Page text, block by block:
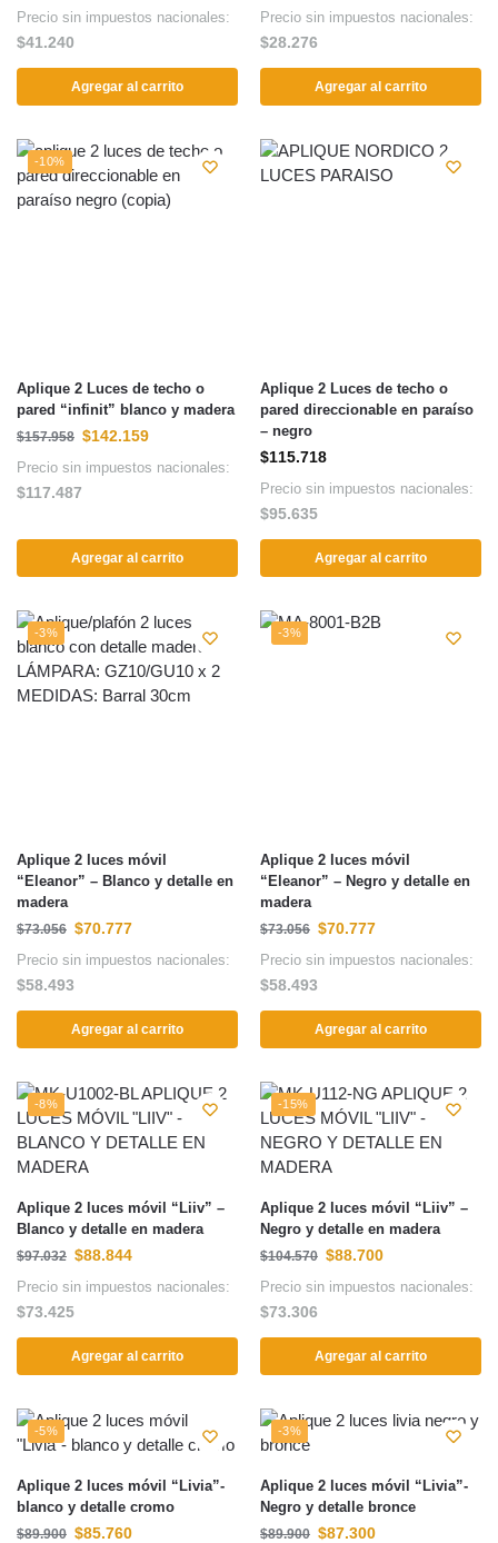
Precio sin impuestos nacionales:
$41.240
Agregar al carrito
Precio sin impuestos nacionales:
$28.276
Agregar al carrito
-10%
Aplique 2 Luces de techo o
pared “infinit” blanco y madera
$157.958 $142.159
Precio sin impuestos nacionales:
$117.487
Agregar al carrito
Aplique 2 Luces de techo o
pared direccionable en paraíso
– negro
$115.718
Precio sin impuestos nacionales:
$95.635
Agregar al carrito
-3%
Aplique 2 luces móvil
“Eleanor” – Blanco y detalle en
madera
$73.056 $70.777
Precio sin impuestos nacionales:
$58.493
Agregar al carrito
-3%
Aplique 2 luces móvil
“Eleanor” – Negro y detalle en
madera
$73.056 $70.777
Precio sin impuestos nacionales:
$58.493
Agregar al carrito
-8%
Aplique 2 luces móvil “Liiv” –
Blanco y detalle en madera
$97.032 $88.844
Precio sin impuestos nacionales:
$73.425
Agregar al carrito
-15%
Aplique 2 luces móvil “Liiv” –
Negro y detalle en madera
$104.570 $88.700
Precio sin impuestos nacionales:
$73.306
Agregar al carrito
-5%
Aplique 2 luces móvil “Livia”-
blanco y detalle cromo
$89.900 $85.760
-3%
Aplique 2 luces móvil “Livia”-
Negro y detalle bronce
$89.900 $87.300